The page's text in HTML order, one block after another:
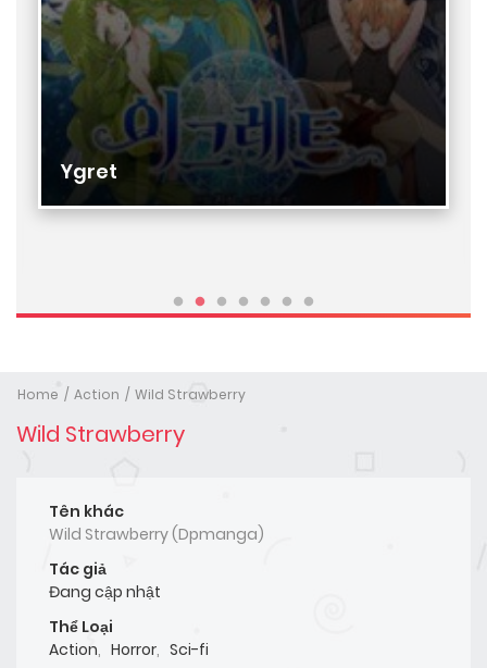
Ygret
Home Action Wild Strawberry
Wild Strawberry
Tên khác
Wild Strawberry (Dpmanga)
Tác giả
Đang cập nhật
Thể Loại
Action, Horror, Sci-fi